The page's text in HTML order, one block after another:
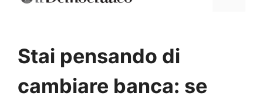
Stai pensando di
cambiare banca: se